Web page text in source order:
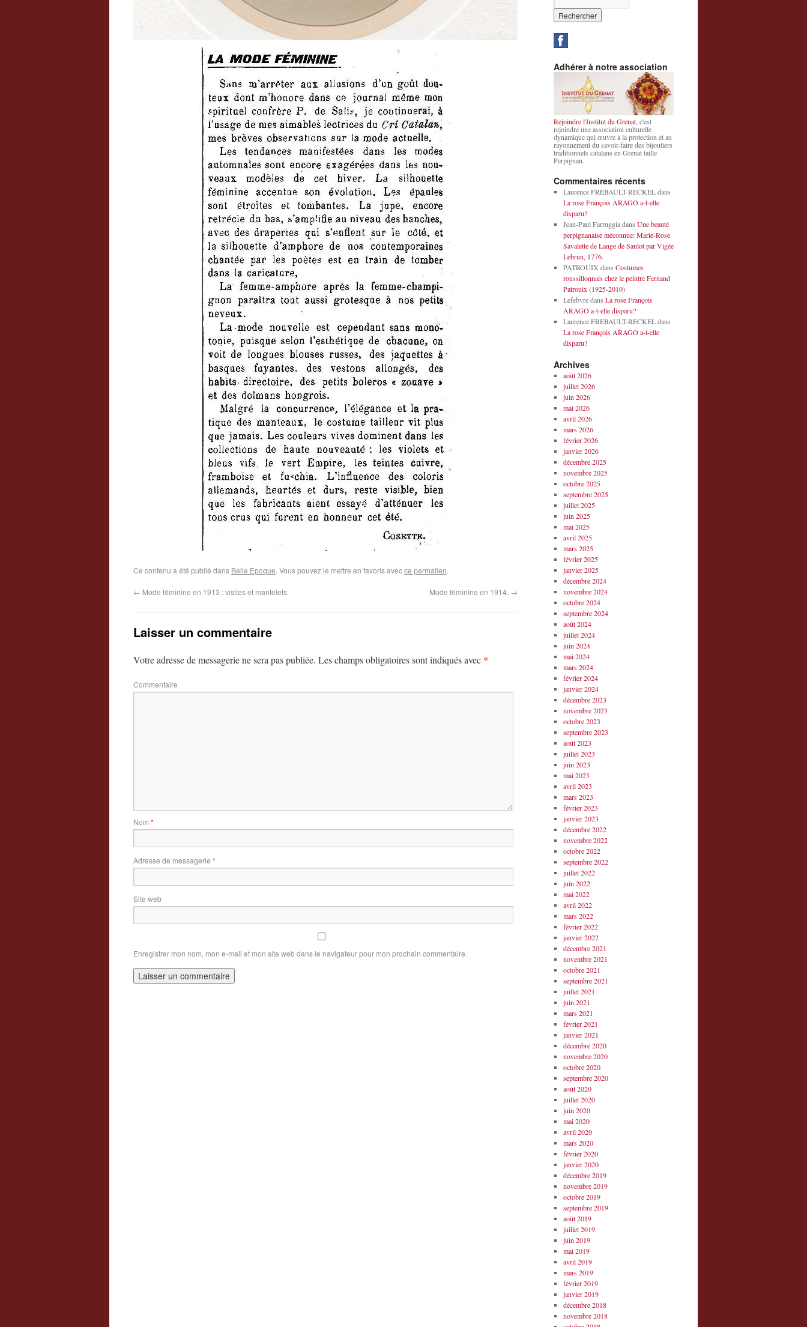
Ce contenu a été publié dans Belle Epoque. Vous pouvez le mettre en favoris avecce permalien.
← Mode féminine en 1913 : visites et mantelets. Mode féminine en 1914. →
Laisser un commentaire
Votre adresse de messagerie ne sera pas publiée. Les champs obligatoires sont indiqués avec *
Commentaire
Nom *
Adresse de messagerie *
Site web
Enregistrer mon nom, mon e-mail et mon site web dans le navigateur pour mon prochain commentaire.
Adhérer à notre association
Rejoindre l'Institut du Grenat , c'est
rejoindre une association culturelle
dynamique qui œuvre à la protection et au
rayonnement du savoir-faire des bijoutiers
traditionnels catalans en Grenat taille
Perpignan.
Commentaires récents
Laurence FREBAULT-RECKELdans
La rose François ARAGO a-t-elle
disparu?
Jean-Paul Farruggiadans Une beauté
perpignanaise méconnue: Marie-Rose
Savalette de Lange de Sanlot par Vigée
Lebrun, 1776.
PATROUIX dans Costumes
roussillonnais chez le peintre Fernand
Patrouix (1925-2010)
Lefebvredans La rose François
ARAGO a-t-elle disparu?
Laurence FREBAULT-RECKELdans
La rose François ARAGO a-t-elle
disparu?
Archives
août 2026
juillet 2026
juin 2026
mai 2026
avril 2026
mars 2026
février 2026
janvier 2026
décembre 2025
novembre 2025
octobre 2025
septembre 2025
juillet 2025
juin 2025
mai 2025
avril 2025
mars 2025
février 2025
janvier 2025
décembre 2024
novembre 2024
octobre 2024
septembre 2024
août 2024
juillet 2024
juin 2024
mai 2024
mars 2024
février 2024
janvier 2024
décembre 2023
novembre 2023
octobre 2023
septembre 2023
août 2023
juillet 2023
juin 2023
mai 2023
avril 2023
mars 2023
février 2023
janvier 2023
décembre 2022
novembre 2022
octobre 2022
septembre 2022
juillet 2022
juin 2022
mai 2022
avril 2022
mars 2022
février 2022
janvier 2022
décembre 2021
novembre 2021
octobre 2021
septembre 2021
juillet 2021
juin 2021
mars 2021
février 2021
janvier 2021
décembre 2020
novembre 2020
octobre 2020
septembre 2020
août 2020
juillet 2020
juin 2020
mai 2020
avril 2020
mars 2020
février 2020
janvier 2020
décembre 2019
novembre 2019
octobre 2019
septembre 2019
août 2019
juillet 2019
juin 2019
mai 2019
avril 2019
mars 2019
février 2019
janvier 2019
décembre 2018
novembre 2018